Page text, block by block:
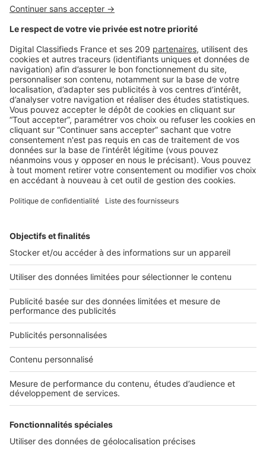
BUSINESS
Agents immo : et si vous deveniez
expert viagériste ?
S'il s'agit encore d'un marché de niche, le viager est en
pleine expansion ces dernières années. Particularités ...
2 rue des Italiens 75009 Paris
01 53 38 80 00
Nos solutions pro
Actualités pro